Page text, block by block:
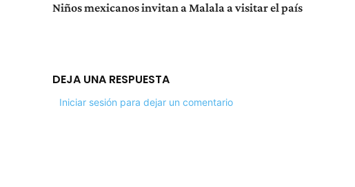
Niños mexicanos invitan a Malala a visitar el país
DEJA UNA RESPUESTA
Iniciar sesión para dejar un comentario